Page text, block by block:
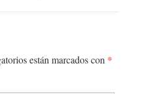
están marcados con *